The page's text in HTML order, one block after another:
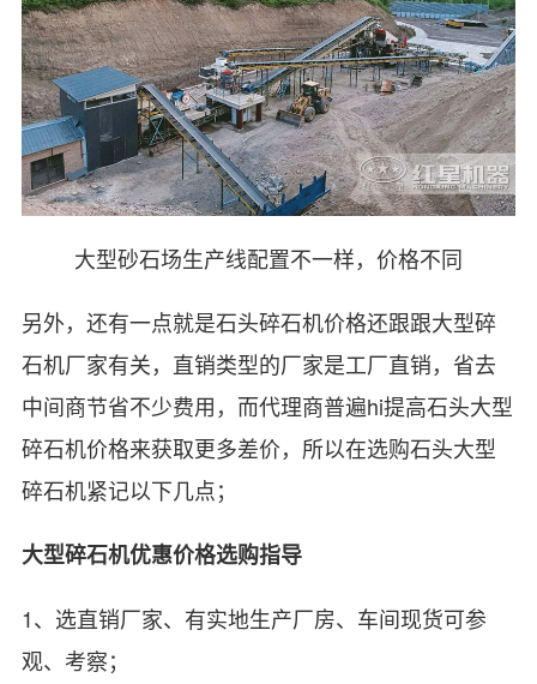
大型砂石场生产线配置不一样，价格不同
另外，还有一点就是石头碎石机价格还跟跟大型碎
石机厂家有关，直销类型的厂家是工厂直销，省去
中间商节省不少费用，而代理商普遍hi提高石头大型
碎石机价格来获取更多差价，所以在选购石头大型
碎石机紧记以下几点；
大型碎石机优惠价格选购指导
1、选直销厂家、有实地生产厂房、车间现货可参
观、考察；